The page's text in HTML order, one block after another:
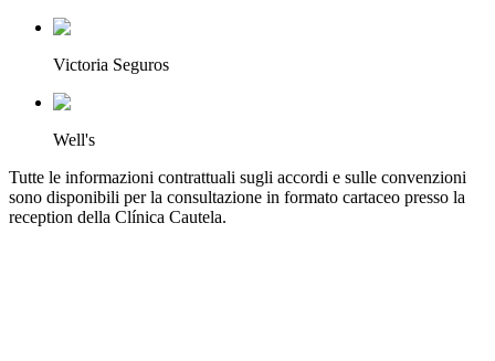
Victoria Seguros
Well's
Tutte le informazioni contrattuali sugli accordi e sulle convenzioni
sono disponibili per la consultazione in formato cartaceo presso la
reception della Clínica Cautela.